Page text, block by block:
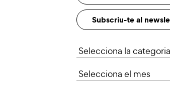
Subscriu-te al
Categories